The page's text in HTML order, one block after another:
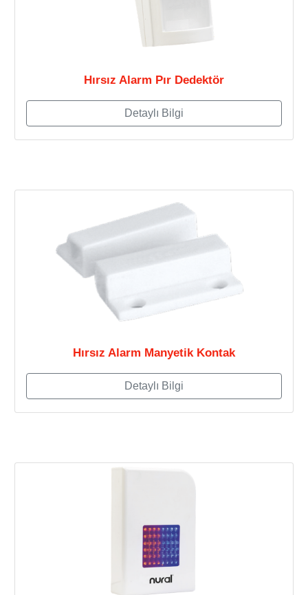
Hırsız Alarm Pır Dedektör
Detaylı Bilgi
Hırsız Alarm Manyetik Kontak
Detaylı Bilgi